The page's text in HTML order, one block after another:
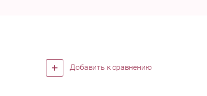
Добавить к сравнению